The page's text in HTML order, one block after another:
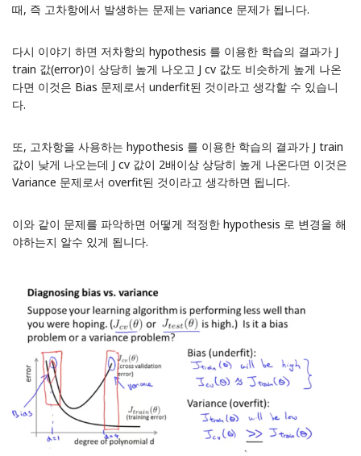
때, 즉 고차항에서 발생하는 문제는 variance 문제가 됩니다.
다시 이야기 하면 저차항의 hypothesis 를 이용한 학습의 결과가 J
train 값(error)이 상당히 높게 나오고 J cv 값도 비슷하게 높게 나온
다면 이것은 Bias 문제로서 underfit된 것이라고 생각할 수 있습니
다.
또, 고차항을 사용하는 hypothesis 를 이용한 학습의 결과가 J train
값이 낮게 나오는데 J cv 값이 2배이상 상당히 높게 나온다면 이것은
Variance 문제로서 overfit된 것이라고 생각하면 됩니다.
이와 같이 문제를 파악하면 어떻게 적정한 hypothesis 로 변경을 해
야하는지 알수 있게 됩니다.